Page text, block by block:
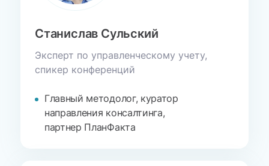
Станислав Сульский
Эксперт по управленческому учету,
спикер конференций
Главный методолог, куратор
направления консалтинга,
партнер ПланФакта